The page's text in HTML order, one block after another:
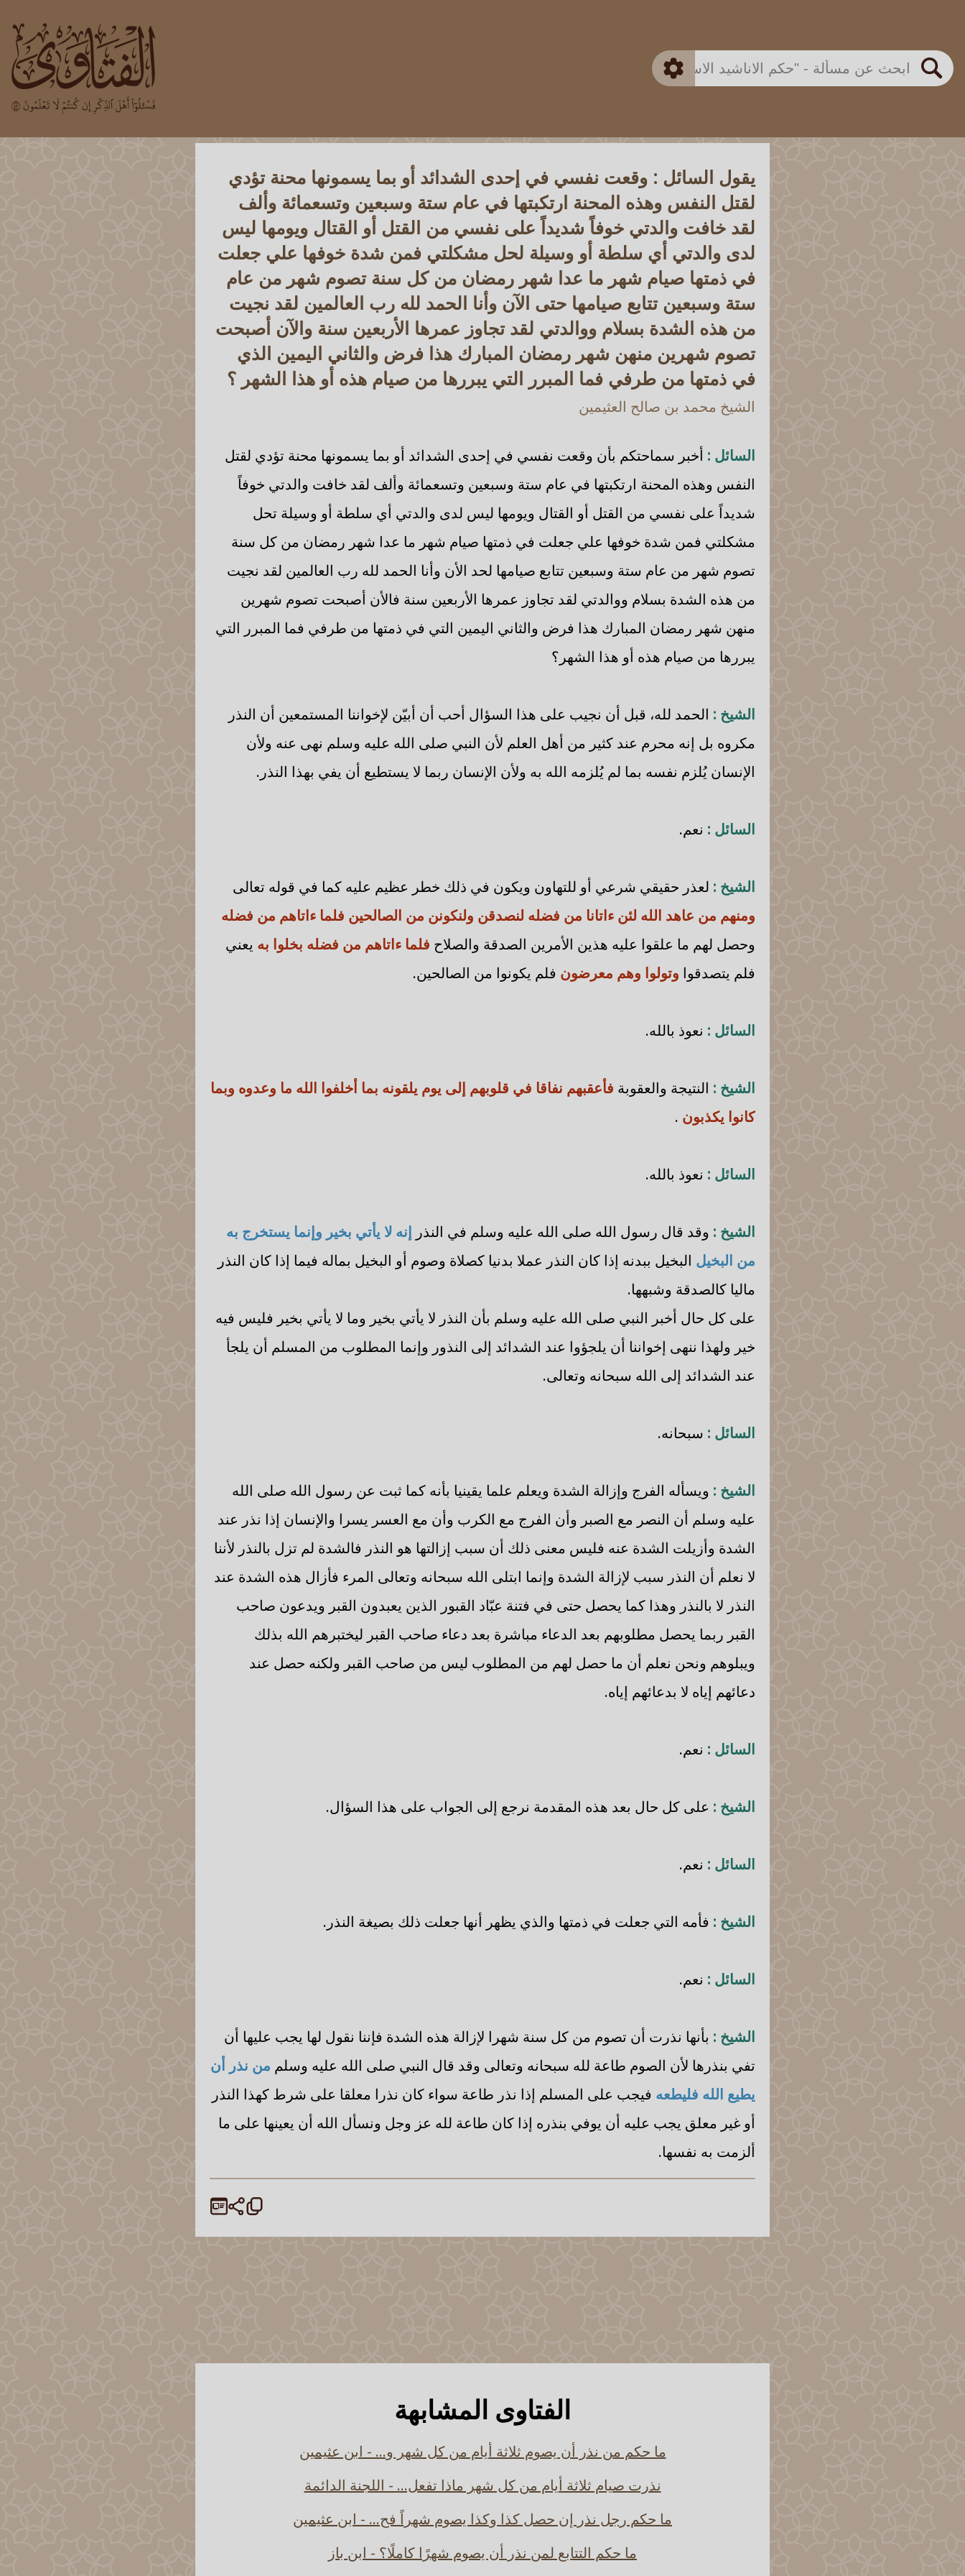
بحث
اللجنة الدائمة
متقدم
يقول السائل : وقعت نفسي في إحدى الشدائد أو بما يسمونها محنة تؤدي
لقتل النفس وهذه المحنة ارتكبتها في عام ستة وسبعين وتسعمائة وألف
لقد خافت والدتي خوفاً شديداً على نفسي من القتل أو القتال ويومها ليس
لدى والدتي أي سلطة أو وسيلة لحل مشكلتي فمن شدة خوفها علي جعلت
في ذمتها صيام شهر ما عدا شهر رمضان من كل سنة تصوم شهر من عام
ستة وسبعين تتابع صيامها حتى الآن وأنا الحمد لله رب العالمين لقد نجيت
من هذه الشدة بسلام ووالدتي لقد تجاوز عمرها الأربعين سنة والآن أصبحت
تصوم شهرين منهن شهر رمضان المبارك هذا فرض والثاني اليمين الذي
في ذمتها من طرفي فما المبرر التي يبررها من صيام هذه أو هذا الشهر ؟
الشيخ محمد بن صالح العثيمين
السائل : أخبر سماحتكم بأن وقعت نفسي في إحدى الشدائد أو بما يسمونها محنة تؤدي لقتل
النفس وهذه المحنة ارتكبتها في عام ستة وسبعين وتسعمائة وألف لقد خافت والدتي خوفاً
شديداً على نفسي من القتل أو القتال ويومها ليس لدى والدتي أي سلطة أو وسيلة تحل
مشكلتي فمن شدة خوفها علي جعلت في ذمتها صيام شهر ما عدا شهر رمضان من كل سنة
تصوم شهر من عام ستة وسبعين تتابع صيامها لحد الأن وأنا الحمد لله رب العالمين لقد نجيت
من هذه الشدة بسلام ووالدتي لقد تجاوز عمرها الأربعين سنة فالأن أصبحت تصوم شهرين
منهن شهر رمضان المبارك هذا فرض والثاني اليمين التي في ذمتها من طرفي فما المبرر التي
يبررها من صيام هذه أو هذا الشهر؟
الشيخ : الحمد لله، قبل أن نجيب على هذا السؤال أحب أن أبيّن لإخواننا المستمعين أن النذر
مكروه بل إنه محرم عند كثير من أهل العلم لأن النبي صلى الله عليه وسلم نهى عنه ولأن
الإنسان يُلزم نفسه بما لم يُلزمه الله به ولأن الإنسان ربما لا يستطيع أن يفي بهذا النذر.
السائل : نعم.
الشيخ : لعذر حقيقي شرعي أو للتهاون ويكون في ذلك خطر عظيم عليه كما في قوله تعالى
ومنهم من عاهد الله لئن ءاتانا من فضله لنصدقن ولنكونن من الصالحين فلما ءاتاهم من فضله
وحصل لهم ما علقوا عليه هذين الأمرين الصدقة والصلاح فلما ءاتاهم من فضله بخلوا به يعني
فلم يتصدقوا وتولوا وهم معرضون فلم يكونوا من الصالحين.
السائل : نعوذ بالله.
الشيخ : النتيجة والعقوبة فأعقبهم نفاقا في قلوبهم إلى يوم يلقونه بما أخلفوا الله ما وعدوه وبما
كانوا يكذبون .
السائل : نعوذ بالله.
الشيخ : وقد قال رسول الله صلى الله عليه وسلم في النذر إنه لا يأتي بخير وإنما يستخرج به
من البخيل البخيل ببدنه إذا كان النذر عملا بدنيا كصلاة وصوم أو البخيل بماله فيما إذا كان النذر
ماليا كالصدقة وشبهها.
على كل حال أخبر النبي صلى الله عليه وسلم بأن النذر لا يأتي بخير وما لا يأتي بخير فليس فيه
خير ولهذا ننهى إخواننا أن يلجؤوا عند الشدائد إلى النذور وإنما المطلوب من المسلم أن يلجأ
عند الشدائد إلى الله سبحانه وتعالى.
السائل : سبحانه.
الشيخ : ويسأله الفرج وإزالة الشدة ويعلم علما يقينيا بأنه كما ثبت عن رسول الله صلى الله
عليه وسلم أن النصر مع الصبر وأن الفرج مع الكرب وأن مع العسر يسرا والإنسان إذا نذر عند
الشدة وأزيلت الشدة عنه فليس معنى ذلك أن سبب إزالتها هو النذر فالشدة لم تزل بالنذر لأننا
لا نعلم أن النذر سبب لإزالة الشدة وإنما ابتلى الله سبحانه وتعالى المرء فأزال هذه الشدة عند
النذر لا بالنذر وهذا كما يحصل حتى في فتنة عبّاد القبور الذين يعبدون القبر ويدعون صاحب
القبر ربما يحصل مطلوبهم بعد الدعاء مباشرة بعد دعاء صاحب القبر ليختبرهم الله بذلك
ويبلوهم ونحن نعلم أن ما حصل لهم من المطلوب ليس من صاحب القبر ولكنه حصل عند
دعائهم إياه لا بدعائهم إياه.
السائل : نعم.
الشيخ : على كل حال بعد هذه المقدمة نرجع إلى الجواب على هذا السؤال.
السائل : نعم.
الشيخ : فأمه التي جعلت في ذمتها والذي يظهر أنها جعلت ذلك بصيغة النذر.
السائل : نعم.
الشيخ : بأنها نذرت أن تصوم من كل سنة شهرا لإزالة هذه الشدة فإننا نقول لها يجب عليها أن
تفي بنذرها لأن الصوم طاعة لله سبحانه وتعالى وقد قال النبي صلى الله عليه وسلم من نذر أن
يطيع الله فليطعه فيجب على المسلم إذا نذر طاعة سواء كان نذرا معلقا على شرط كهذا النذر
أو غير معلق يجب عليه أن يوفي بنذره إذا كان طاعة لله عز وجل ونسأل الله أن يعينها على ما
ألزمت به نفسها.
الفتاوى المشابهة
ما حكم من نذر أن يصوم ثلاثة أيام من كل شهر و... - ابن عثيمين
نذرت صيام ثلاثة أيام من كل شهر ماذا تفعل... - اللجنة الدائمة
ما حكم رجل نذر إن حصل كذا وكذا يصوم شهراً فح... - ابن عثيمين
ما حكم التتابع لمن نذر أن يصوم شهرًا كاملًا؟ - ابن باز